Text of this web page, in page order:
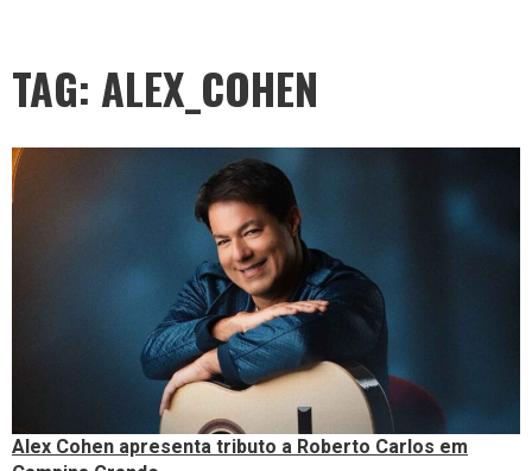
TAG: ALEX_COHEN
Alex Cohen apresenta tributo a Roberto Carlos em